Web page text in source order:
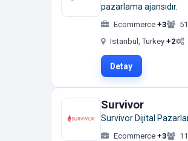
pazarlama ajansıdır.
Ecommerce +3
Istanbul, Turkey +2
Detay
Survivor
Survivor Dijital
Ecommerce +3